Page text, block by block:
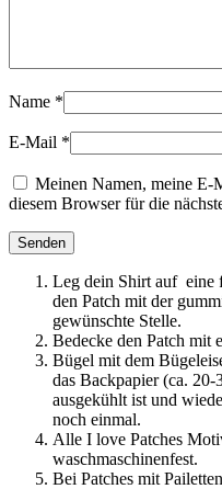
Name *
E-Mail *
Meinen Namen, meine E-
diesem Browser für die
Leg dein Shirt auf eine
den Patch mit der
gewünschte Stelle.
Bedecke den Patch mit
Bügel mit dem
das Backpapier (ca. 20-
ausgekühlt ist und
noch einmal.
Alle I love Patches
waschmaschinenfest.
Bei Patches mit